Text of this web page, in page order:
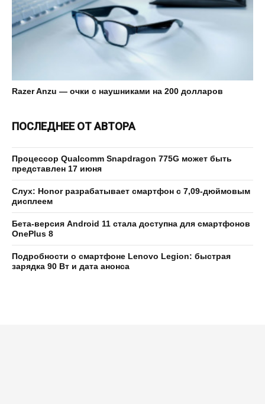
Razer Anzu — очки с наушниками на 200 долларов
ПОСЛЕДНЕЕ ОТ АВТОРА
Процессор Qualcomm Snapdragon 775G может быть
представлен 17 июня
Слух: Honor разрабатывает смартфон с 7,09-дюймовым
дисплеем
Бета-версия Android 11 стала доступна для смартфонов
OnePlus 8
Подробности о смартфоне Lenovo Legion: быстрая
зарядка 90 Вт и дата анонса